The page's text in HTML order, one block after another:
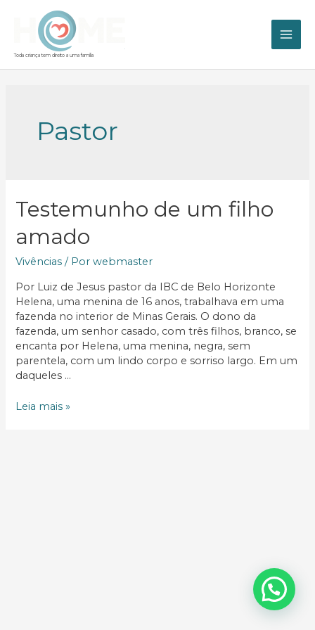
conteúdo
Toda criança tem direito a uma família
Pastor
Testemunho de um filho
amado
Vivências / Porwebmaster
Por Luiz de Jesus pastor da IBC de Belo Horizonte
Helena, uma menina de 16 anos, trabalhava em uma
fazenda no interior de Minas Gerais. O dono da
fazenda, um senhor casado, com três filhos, branco, se
encanta por Helena, uma menina, negra, sem
parentela, com um lindo corpo e sorriso largo. Em um
daqueles …
Testemunho
Leia mais »